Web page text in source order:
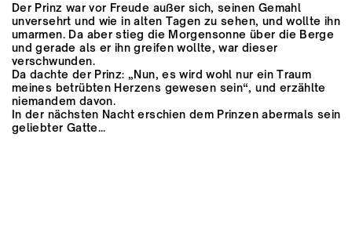
Der Prinz war vor Freude außer sich, seinen Gemahl
unversehrt und wie in alten Tagen zu sehen, und wollte ihn
umarmen. Da aber stieg die Morgensonne über die Berge
und gerade als er ihn greifen wollte, war dieser
verschwunden.
Da dachte der Prinz: „Nun, es wird wohl nur ein Traum
meines betrübten Herzens gewesen sein“, und erzählte
niemandem davon.
In der nächsten Nacht erschien dem Prinzen abermals sein
geliebter Gatte...